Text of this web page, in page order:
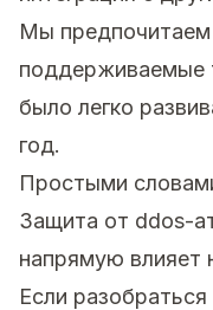
Мы
поддерживаемые
было легко
год.
Простыми
Защита от ddos-
напрямую влияет
Если